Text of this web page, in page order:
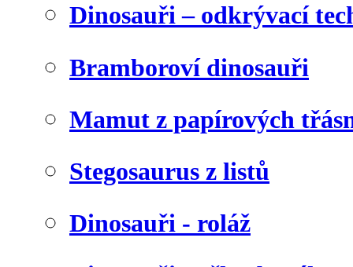
Dinosauři – odkrývací
Bramboroví dinosauři
Mamut z papírových
Stegosaurus z listů
Dinosauři - roláž